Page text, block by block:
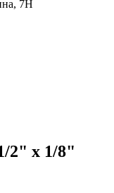
7Н
2" х 1/8"